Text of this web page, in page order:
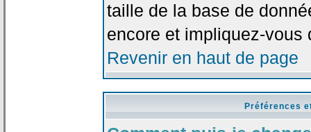
taille de la base de
encore et impliquez-
Revenir en haut de page
Préférences